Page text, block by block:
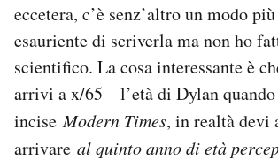
eccetera, c’è senz’altro un modo
esauriente di scriverla ma non ho
scientifico. La cosa interessante è
arrivi a x/65 – l’età di Dylan quando
inciseModern Times, in realtà devi
arrivare al quinto anno di età